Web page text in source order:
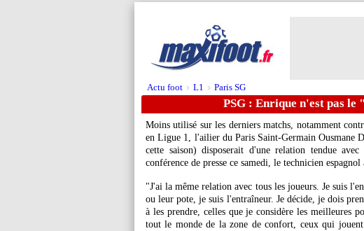
Actu foot > L1 > Paris SG
PSG : Enrique n'est pas le
Moins utilisé sur les derniers matchs, notamment
en Ligue 1, l'ailier du Paris Saint-Germain Ousmane
cette saison) disposerait d'une relation tendue
conférence de presse ce samedi, le technicien
"J'ai la même relation avec tous les joueurs. Je suis
ou leur pote, je suis l'entraîneur. Je décide, je dois
à les prendre, celles que je considère les meilleures
tout le monde de la zone de confort, ceux qui